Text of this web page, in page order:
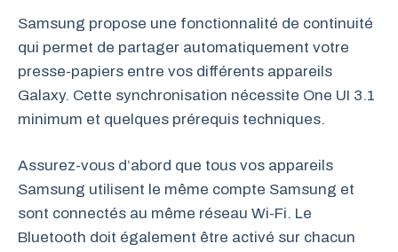
Samsung propose une fonctionnalité de continuité
qui permet de partager automatiquement votre
presse-papiers entre vos différents appareils
Galaxy. Cette synchronisation nécessite One UI 3.1
minimum et quelques prérequis techniques.
Assurez-vous d’abord que tous vos appareils
Samsung utilisent le même compte Samsung et
sont connectés au même réseau Wi-Fi. Le
Bluetooth doit également être activé sur chacun